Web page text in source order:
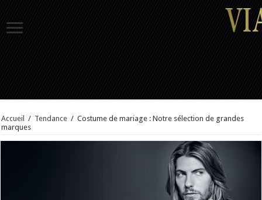
Accueil / Tendance / Costume de mariage : Notre sélection de grandes
marques